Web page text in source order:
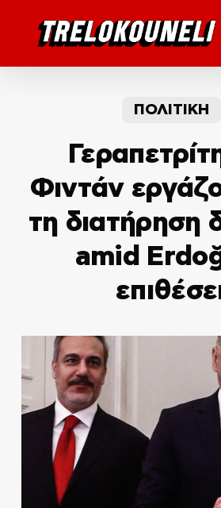
ΠΟΛΙΤΙΚΗ
Φιντάν
τη διατήρηση
amid